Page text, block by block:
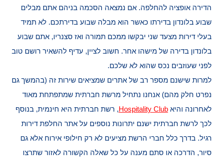
הדירה אופציה להחלפה. אם נמצאה הסכמה בניהם אתם מבלים
שבוע בלונדון בדירתו כאשר הוא מבלה שבוע בדירתכם. לא תמיד
בעלי דירות מצעד שני יבקשו ממכם תמורה ואז סצנריו, אתם שבוע
בלונדון בדירה של מישהו אחר. חשוב לציין, עדיף להשאיר רושם טוב
לפני שעוזבים נכס שהוא לא שלכם.
למרות שישנם מספר רב של אתרים שמציאים שירות זה (בהמשך גם
נפרט חלק מהם) אנחנו נתחיל מרשת חברתית שמתפתחת מאוד
לאחרונה והיאHospitality Club, רשת חברתית היא חינמית, בנוסף
לכך לרשת חברתית ישנם יתרונות נוספים על אתר החלפת דירות
רגיל. בדרך כלל חברי הרשת מציעים לא רק חילופי אירוח אלא גם
סיור, הדרכה או סתם מענה על כל שאלה הקשורה לאזור שתרצו